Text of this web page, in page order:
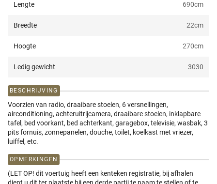
Lengte 690cm
Breedte 22cm
Hoogte 270cm
Ledig gewicht 3030
BESCHRIJVING
Voorzien van radio, draaibare stoelen, 6 versnellingen,
airconditioning, achteruitrijcamera, draaibare stoelen, inklapbare
tafel, bed voorkant, bed achterkant, garagebox, televisie, wasbak, 3
pits fornuis, zonnepanelen, douche, toilet, koelkast met vriezer,
luiffel, etc.
OPMERKINGEN
(LET OP! dit voertuig heeft een kenteken registratie, bij afhalen